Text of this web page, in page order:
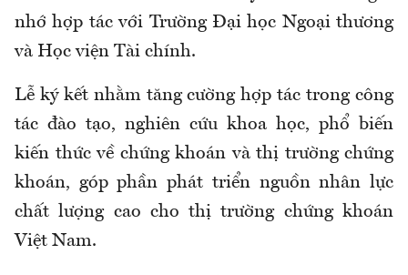
nhớ hợp tác với Trường Đại học Ngoại thương
và Học viện Tài chính.
Lễ ký kết nhằm tăng cường hợp tác trong công
tác đào tạo, nghiên cứu khoa học, phổ biến
kiến thức về chứng khoán và thị trường chứng
khoán, góp phần phát triển nguồn nhân lực
chất lượng cao cho thị trường chứng khoán
Việt Nam.